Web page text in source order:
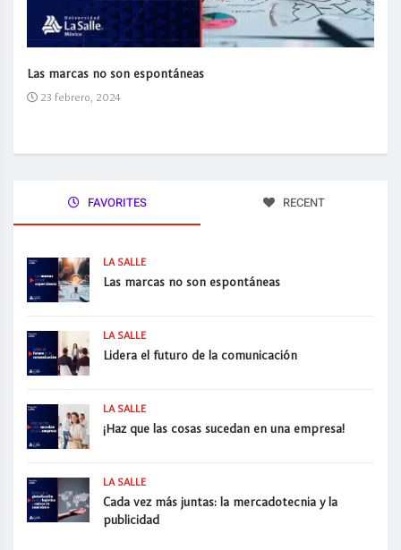
Las marcas no son espontáneas
23 febrero, 2024
FAVORITES RECENT
LA SALLE
Las marcas no son espontáneas
LA SALLE
Lidera el futuro de la comunicación
LA SALLE
¡Haz que las cosas sucedan en una empresa!
LA SALLE
Cada vez más juntas: la mercadotecnia y la
publicidad